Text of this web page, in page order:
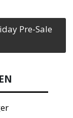
Pre-Sale